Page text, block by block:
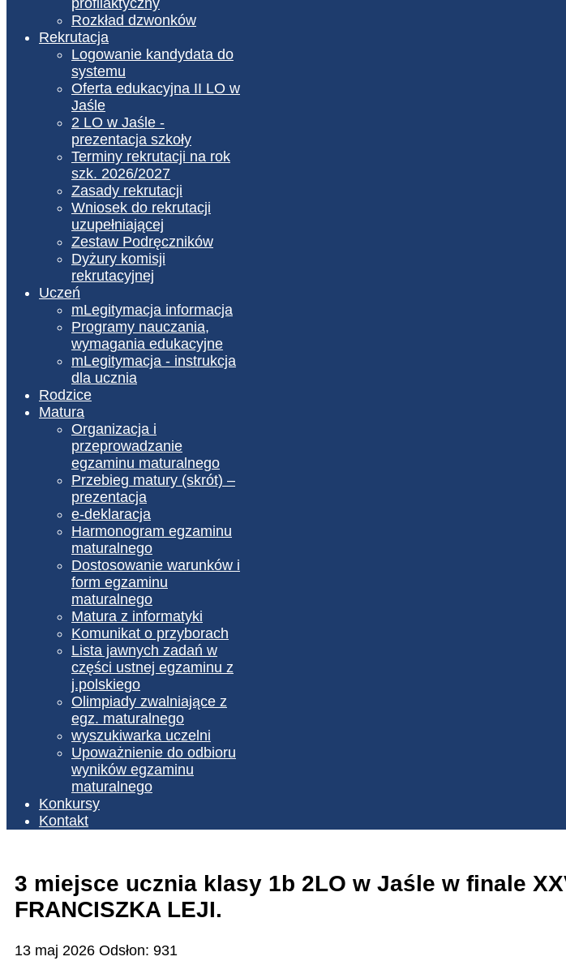
profilaktyczny
Rozkład dzwonków
Rekrutacja
Logowanie kandydata do
systemu
Oferta edukacyjna II LO w
Jaśle
2 LO w Jaśle -
prezentacja szkoły
Terminy rekrutacji na rok
szk. 2026/2027
Zasady rekrutacji
Wniosek do rekrutacji
uzupełniającej
Zestaw Podręczników
Dyżury komisji
rekrutacyjnej
Uczeń
mLegitymacja informacja
Programy nauczania,
wymagania edukacyjne
mLegitymacja - instrukcja
dla ucznia
Rodzice
Matura
Organizacja i
przeprowadzanie
egzaminu maturalnego
Przebieg matury (skrót) –
prezentacja
e-deklaracja
Harmonogram egzaminu
maturalnego
Dostosowanie warunków i
form egzaminu
maturalnego
Matura z informatyki
Komunikat o przyborach
Lista jawnych zadań w
części ustnej egzaminu z
j.polskiego
Olimpiady zwalniające z
egz. maturalnego
wyszukiwarka uczelni
Upoważnienie do odbioru
wyników egzaminu
maturalnego
Konkursy
Kontakt
3 miejsce ucznia klasy 1b 2LO w Jaśle w finale
FRANCISZKA LEJI.
13 maj 2026 Odsłon: 931